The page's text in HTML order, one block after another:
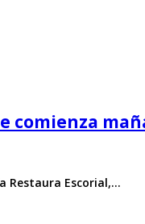
comienza
Restaura Escorial,…